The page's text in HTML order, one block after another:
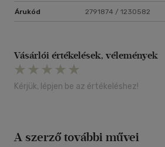
szakos középiskolai tanár
Árukód 2791874 / 1230582
Vásárlói értékelések, vélemények
Kérjük, lépjen be az értékeléshez!
A szerző további művei